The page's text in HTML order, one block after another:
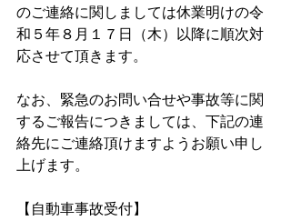
のご連絡に関しましては休業明けの令
和５年８月１７日（木）以降に順次対
応させて頂きます。
なお、緊急のお問い合せや事故等に関
するご報告につきましては、下記の連
絡先にご連絡頂けますようお願い申し
上げます。
【自動車事故受付】